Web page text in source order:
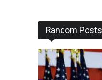
Random Posts